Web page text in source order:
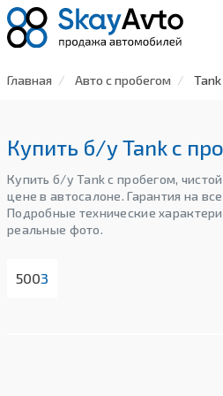
Главная Авто с пробегом Tank
Купить б/у Tank с
Купить б/у Tank с пробегом,
цене в автосалоне. Гарантия на
Подробные технические
реальные фото.
5003